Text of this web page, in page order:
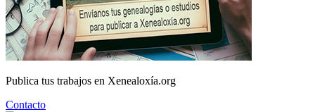
Publica tus trabajos en Xenealoxía.org
Contacto